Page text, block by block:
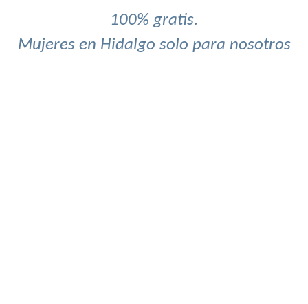
100% gratis.
Mujeres en Hidalgo solo para nosotros